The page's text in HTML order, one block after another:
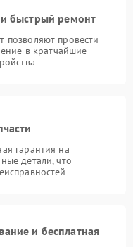
и быстрый ремонт
провести
в кратчайшие
гарантия на
детали, что
и бесплатная